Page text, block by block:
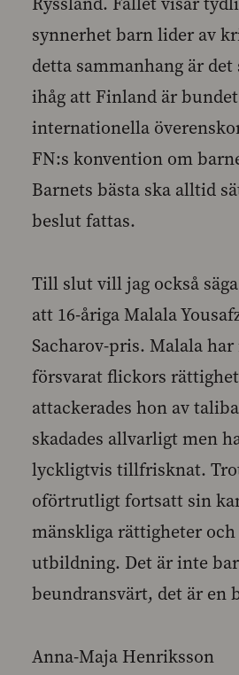
synnerhet barn lider av
detta sammanhang är
ihåg att Finland är
internationella
FN:s konvention om
Barnets bästa ska alltid
beslut fattas.
Till slut vill jag också
att 16-åriga Malala
Sacharov-pris. Malala
försvarat flickors
attackerades hon av
skadades allvarligt men
lyckligtvis tillfrisknat.
oförtrutligt fortsatt sin
mänskliga rättigheter
utbildning. Det är inte
beundransvärt, det är en
Anna-Maja Henriksson